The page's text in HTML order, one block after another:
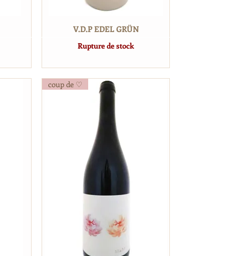
V.D.P EDEL GRÜN
Rupture de stock
coup de ♡